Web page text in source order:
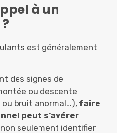
à un
est généralement
des signes de
ou descente
bruit anormal…), faire
peut s’avérer
non seulement identifier